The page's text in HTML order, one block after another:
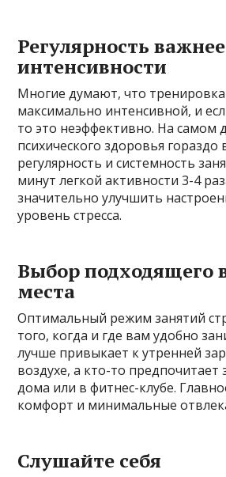
Регулярность важнее
интенсивности
Многие думают, что
максимально интенсивной, и
то это неэффективно. На самом
психического здоровья гораздо
регулярность и системность
минут легкой активности 3-4
значительно улучшить
уровень стресса.
Выбор подходящего
места
Оптимальный режим занятий
того, когда и где вам удобно
лучше привыкает к утренней
воздухе, а кто-то предпочитает
дома или в фитнес-клубе.
комфорт и минимальные
Слушайте себя